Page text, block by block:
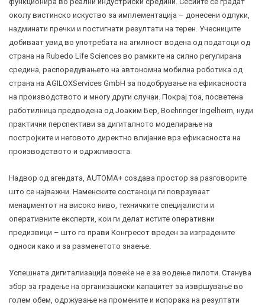
околу вистинско искуство за имплементација – донесени одлуки,
надминати пречки и постигнати резултати на терен. Учесниците
добиваат увид во употребата на агилност водена од податоци од
страна на Rubedo Life Sciences во рамките на силно регулирана
средина, распоредувањето на автономна мобилна роботика од
страна на AGILOXServices GmbH за подобрување на ефикасноста
на производството и многу други случаи. Покрај тоа, посветена
работилница предводена од Јоаким Бер, Boehringer Ingelheim, нуди
практични перспективи за дигиталното моделирање на
постројките и неговото директно влијание врз ефикасноста на
производството и одржливоста.
Надвор од агендата, AUTOMA+ создава простор за разговорите
што се најважни. Наменските состаноци ги поврзуваат
менаџментот на високо ниво, техничките специјалисти и
оперативните експерти, кои ги делат истите оперативни
предизвици – што го прави Конгресот вреден за изградените
односи како и за разменетото знаење.
Успешната дигитализација повеќе не е за водење пилоти. Станува
збор за градење на организациски капацитет за извршување во
голем обем, одржување на промените и испорака на резултати